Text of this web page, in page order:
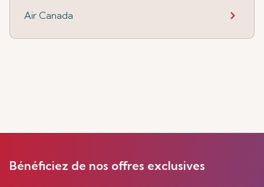
Air Canada
Bénéficiez de nos offres exclusives